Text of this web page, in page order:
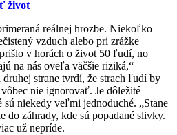
život
reálnej hrozbe. Niekoľko
vzduch alebo pri zrážke
v horách o život 50 ľudí, no
na nás oveľa väčšie riziká,“
strane tvrdí, že strach ľudí by
nie ignorovať. Je dôležité
niekedy veľmi jednoduché. „Stane
do záhrady, kde sú popadané slivky.
už nepríde.